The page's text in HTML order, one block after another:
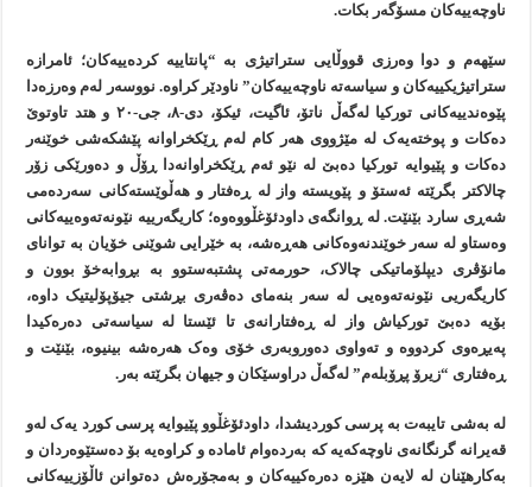
ناوچەییەکان مسۆگەر بکات.
سێهەم و دوا وەرزی قووڵایی ستراتیژی بە “پانتاییە کردەییەکان؛ ئامرازە
ستراتیژیکییەکان و سیاسەتە ناوچەییەکان” ناودێر کراوە. نووسەر لەم وەرزەدا
پێوەندییەکانی تورکیا لەگەڵ ناتۆ، ئاگیت، ئیکۆ، دی-٨، جی-٢٠ و هتد تاوتوێ
دەکات و پوختەیەک لە مێژووی هەر کام لەم ڕێکخراوانە پێشکەشی خوێنەر
دەکات و پێیوایە تورکیا دەبێ لە نێو ئەم ڕێکخراوانەدا ڕۆڵ و دەورێکی زۆر
چالاکتر بگرێتە ئەستۆ و پێویستە واز لە ڕەفتار و هەڵوێستەکانی سەردەمی
شەڕی سارد بێنێت. لە ڕوانگەی داودئۆغڵووەوە؛ کاریگەرییە نێونەتەوەییەکانی
وەستاو لە سەر خوێندنەوەکانی هەڕەشە، بە خێرایی شوێنی خۆیان بە توانای
مانۆڤری دیپلۆماتیکی چالاک، حورمەتی پشتبەستوو بە بڕوابەخۆ بوون و
کاریگەریی نێونەتەوەیی لە سەر بنەمای دەڤەری بڕشتی جیۆپۆلیتیک داوە،
بۆیە دەبێ تورکیاش واز لە ڕەفتارانەی تا ئێستا لە سیاسەتی دەرەکیدا
پەیڕەوی کردووە و تەواوی دەوروبەری خۆی وەک هەرەشە بینیوە، بێنێت و
ڕەفتاری “زیرۆ پڕۆبلەم” لەگەڵ دراوسێکان و جیهان بگرێتە بەر.
لە بەشی تایبەت بە پرسی کوردیشدا، داودئۆغڵوو پێیوایە پرسی کورد یەک لەو
قەیرانە گرنگانەی ناوچەکەیە کە بەردەوام ئامادە و کراوەیە بۆ دەستێوەردان و
بەکارهێنان لە لایەن هێزە دەرەکییەکان و بەمجۆرەش دەتوانن ئاڵۆزییەکانی